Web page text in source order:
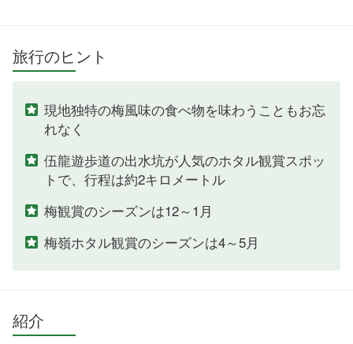
旅行のヒント
現地独特の梅風味の食べ物を味わうこともお忘
れなく
伍龍遊歩道の出水坑が人気のホタル観賞スポッ
トで、行程は約2キロメートル
梅観賞のシーズンは12～1月
梅嶺ホタル観賞のシーズンは4～5月
紹介